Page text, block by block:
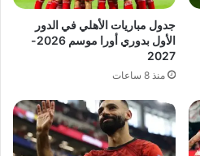
جدول مباريات الأهلي في الدور
الأول بدوري أورا موسم 2026-
2027
منذ 8 ساعات